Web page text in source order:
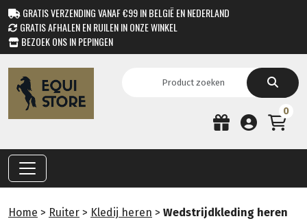
GRATIS VERZENDING VANAF €99 IN BELGIË EN NEDERLAND
GRATIS AFHALEN EN RUILEN IN ONZE WINKEL
BEZOEK ONS IN PEPINGEN
0
Home > Ruiter > Kledij heren > Wedstrijdkleding heren